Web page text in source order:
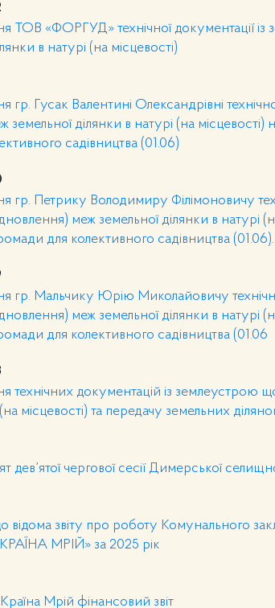
ТОВ «ФОРГУД» технічної документації
в натурі (на місцевості)
гр. Гусак Валентині Олександрівні
земельної ділянки в натурі (на
садівництва (01.06)
гр. Петрику Володимиру Філімоновичу
меж земельної ділянки в натурі
для колективного садівництва (01.06).
гр. Мальчику Юрію Миколайовичу
меж земельної ділянки в натурі
для колективного садівництва (01.06
технічних документацій із землеустрою
місцевості) та передачу земельних
дев’ятої чергової сесії Димерської
відома звіту про роботу Комунального
МРІЙ» за 2025 рік
Мрій фінансовий звіт